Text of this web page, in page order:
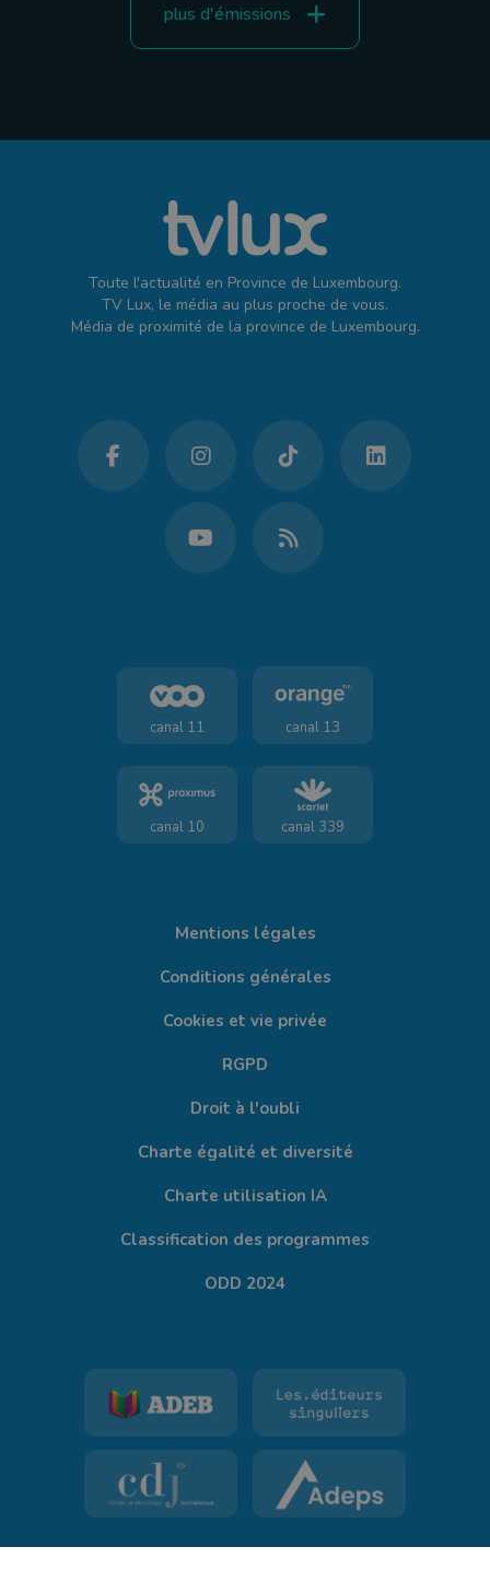
plus d'émissions
Toute l'actualité en Province de Luxembourg.
TV Lux, le média au plus proche de vous.
Média de proximité de la province de Luxembourg.
canal 11 canal 13
canal 10 canal 339
Mentions légales
Conditions générales
Cookies et vie privée
RGPD
Droit à l'oubli
Charte égalité et diversité
Charte utilisation IA
Classification des programmes
ODD 2024